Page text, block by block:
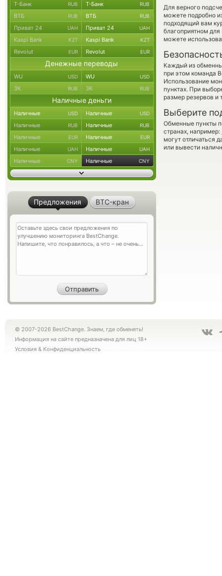
Для верного
можете подробно
подходящий вам
благоприятном
можете
Каждый из
при этом команда
Использование
пунктах. При
размер резервов и
Выберите
Обменные пункты
странах, например:
могут отличаться
или вывести
Т-Банк RUB Т-Банк RUB
ВТБ RUB ВТБ RUB
Приват 24 UAH Приват 24 UAH
Kaspi Bank KZT Kaspi Bank KZT
Revolut EUR Revolut EUR
Денежные переводы
WU USD WU USD
ЗК RUB ЗК RUB
Наличные деньги
Наличные USD Наличные USD
Наличные RUB Наличные RUB
Наличные EUR Наличные EUR
Наличные UAH Наличные UAH
Наличные CNY Наличные CNY
Предложения BTC-кран
© 2007-2026 BestChange. Знаем, где обменять!
Информация на сайте предназначена для лиц 18+
Условия & Конфиденциальность